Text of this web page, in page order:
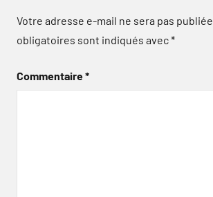
Votre adresse e-mail ne sera pas publiée.
obligatoires sont indiqués avec*
Commentaire*